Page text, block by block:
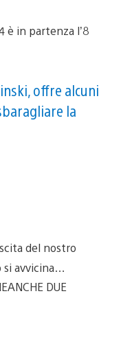
offre alcuni
la
del nostro
si avvicina…
DUE